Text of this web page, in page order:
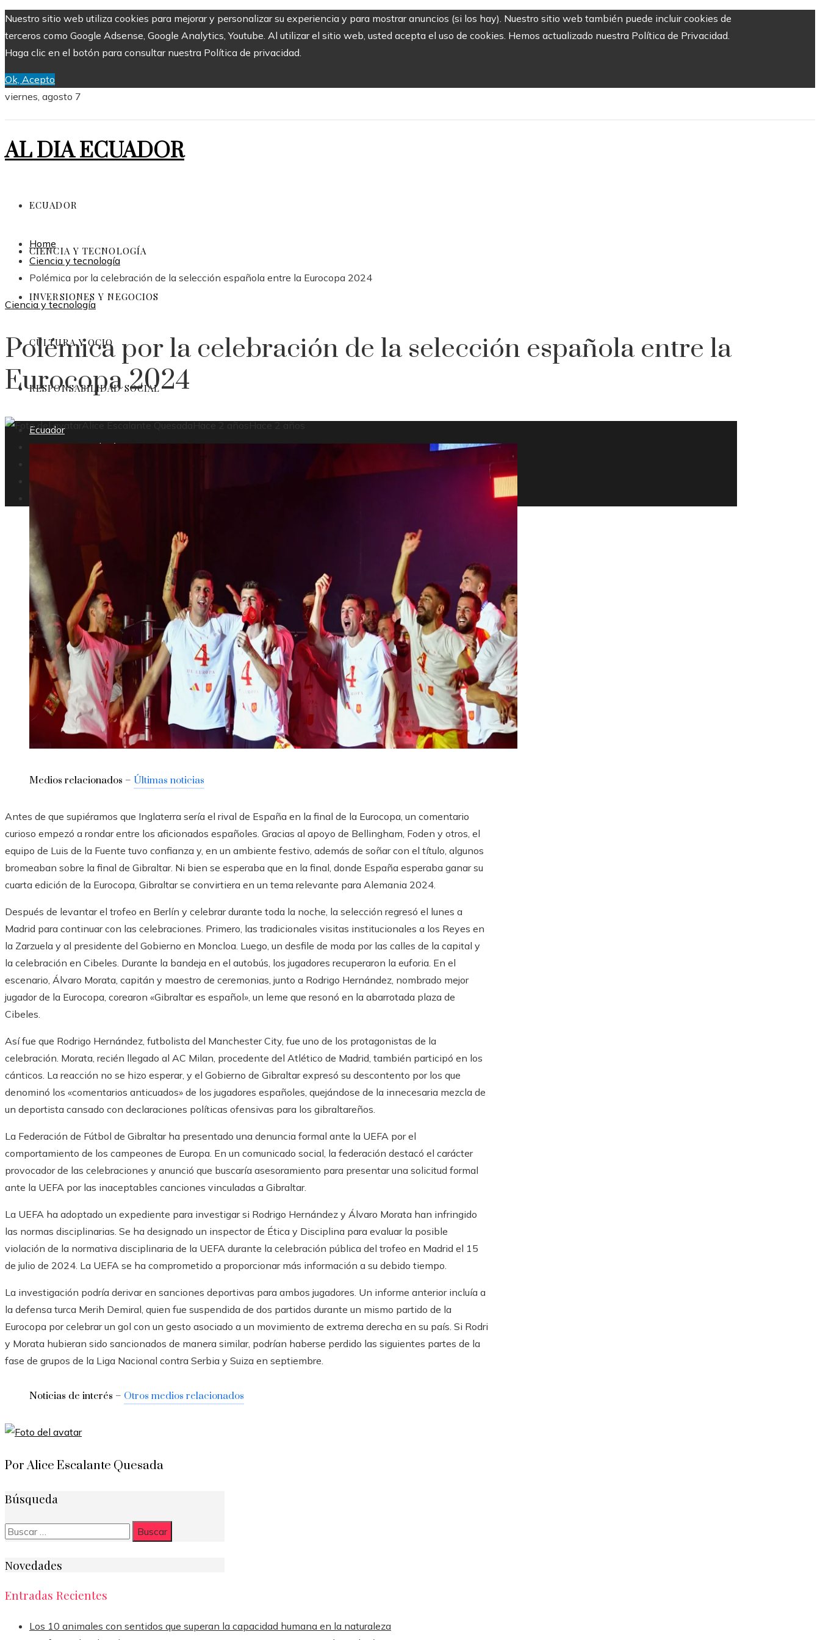
Nuestro sitio web utiliza cookies para mejorar y personalizar su experiencia y para mostrar anuncios (si los hay). Nuestro sitio web también puede incluir cookies de
terceros como Google Adsense, Google Analytics, Youtube. Al utilizar el sitio web, usted acepta el uso de cookies. Hemos actualizado nuestra Política de Privacidad.
Haga clic en el botón para consultar nuestra Política de privacidad.
Ok, Acepto
viernes, agosto 7
AL DIA ECUADOR
ECUADOR
CIENCIA Y TECNOLOGÍA
INVERSIONES Y NEGOCIOS
CULTURA Y OCIO
RESPONSABILIDAD SOCIAL
Ecuador
Ciencia y tecnología
Inversiones y negocios
Cultura y ocio
Home
Ciencia y tecnología
Polémica por la celebración de la selección española entre la Eurocopa 2024
Ciencia y tecnología
Polémica por la celebración de la selección española entre la
Eurocopa 2024
Alice Escalante Quesada Hace 2 años Hace 2 años
Medios relacionados – Últimas noticias
Antes de que supiéramos que Inglaterra sería el rival de España en la final de la Eurocopa, un comentario
curioso empezó a rondar entre los aficionados españoles. Gracias al apoyo de Bellingham, Foden y otros, el
equipo de Luis de la Fuente tuvo confianza y, en un ambiente festivo, además de soñar con el título, algunos
bromeaban sobre la final de Gibraltar. Ni bien se esperaba que en la final, donde España esperaba ganar su
cuarta edición de la Eurocopa, Gibraltar se convirtiera en un tema relevante para Alemania 2024.
Después de levantar el trofeo en Berlín y celebrar durante toda la noche, la selección regresó el lunes a
Madrid para continuar con las celebraciones. Primero, las tradicionales visitas institucionales a los Reyes en
la Zarzuela y al presidente del Gobierno en Moncloa. Luego, un desfile de moda por las calles de la capital y
la celebración en Cibeles. Durante la bandeja en el autobús, los jugadores recuperaron la euforia. En el
escenario, Álvaro Morata, capitán y maestro de ceremonias, junto a Rodrigo Hernández, nombrado mejor
jugador de la Eurocopa, corearon «Gibraltar es español», un leme que resonó en la abarrotada plaza de
Cibeles.
Así fue que Rodrigo Hernández, futbolista del Manchester City, fue uno de los protagonistas de la
celebración. Morata, recién llegado al AC Milan, procedente del Atlético de Madrid, también participó en los
cánticos. La reacción no se hizo esperar, y el Gobierno de Gibraltar expresó su descontento por los que
denominó los «comentarios anticuados» de los jugadores españoles, quejándose de la innecesaria mezcla de
un deportista cansado con declaraciones políticas ofensivas para los gibraltareños.
La Federación de Fútbol de Gibraltar ha presentado una denuncia formal ante la UEFA por el
comportamiento de los campeones de Europa. En un comunicado social, la federación destacó el carácter
provocador de las celebraciones y anunció que buscaría asesoramiento para presentar una solicitud formal
ante la UEFA por las inaceptables canciones vinculadas a Gibraltar.
La UEFA ha adoptado un expediente para investigar si Rodrigo Hernández y Álvaro Morata han infringido
las normas disciplinarias. Se ha designado un inspector de Ética y Disciplina para evaluar la posible
violación de la normativa disciplinaria de la UEFA durante la celebración pública del trofeo en Madrid el 15
de julio de 2024. La UEFA se ha comprometido a proporcionar más información a su debido tiempo.
La investigación podría derivar en sanciones deportivas para ambos jugadores. Un informe anterior incluía a
la defensa turca Merih Demiral, quien fue suspendida de dos partidos durante un mismo partido de la
Eurocopa por celebrar un gol con un gesto asociado a un movimiento de extrema derecha en su país. Si Rodri
y Morata hubieran sido sancionados de manera similar, podrían haberse perdido las siguientes partes de la
fase de grupos de la Liga Nacional contra Serbia y Suiza en septiembre.
Noticias de interés – Otros medios relacionados
Por Alice Escalante Quesada
Búsqueda
Buscar:
Novedades
Entradas Recientes
Los 10 animales con sentidos que superan la capacidad humana en la naturaleza